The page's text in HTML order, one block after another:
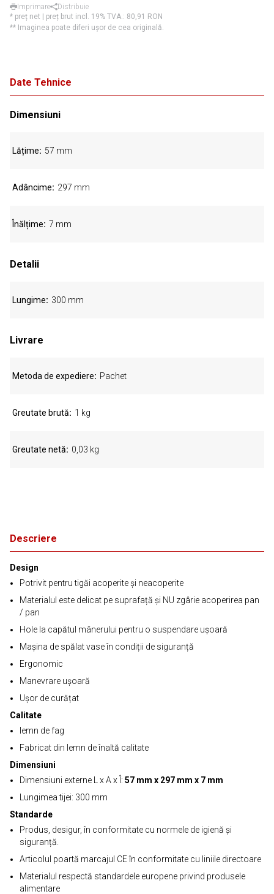
Imprimare
Distribuie
* preț net | preț brut incl. 19% TVA.: 80,91 RON
** Imaginea poate diferi ușor de cea originală.
Descriere
Design
Potrivit pentru tigăi acoperite și neacoperite
Materialul este delicat pe suprafață și NU zgârie acoperirea pan
/ pan
Hole la capătul mânerului pentru o suspendare ușoară
Mașina de spălat vase în condiții de siguranță
Ergonomic
Manevrare ușoară
Ușor de curățat
Calitate
lemn de fag
Fabricat din lemn de înaltă calitate
Dimensiuni
Dimensiuni externe L x A x Î: 57 mm x 297 mm x 7 mm
Lungimea tijei: 300 mm
Standarde
Produs, desigur, în conformitate cu normele de igienă și
siguranță.
Articolul poartă marcajul CE în conformitate cu liniile directoare
Materialul respectă standardele europene privind produsele
alimentare
Date Tehnice
Dimensiuni
Lățime 57 mm
Adâncime 297 mm
Înălțime 7 mm
Detalii
Lungime 300 mm
Livrare
Metoda de expediere Pachet
Greutate brută 1 kg
Greutate netă 0,03 kg